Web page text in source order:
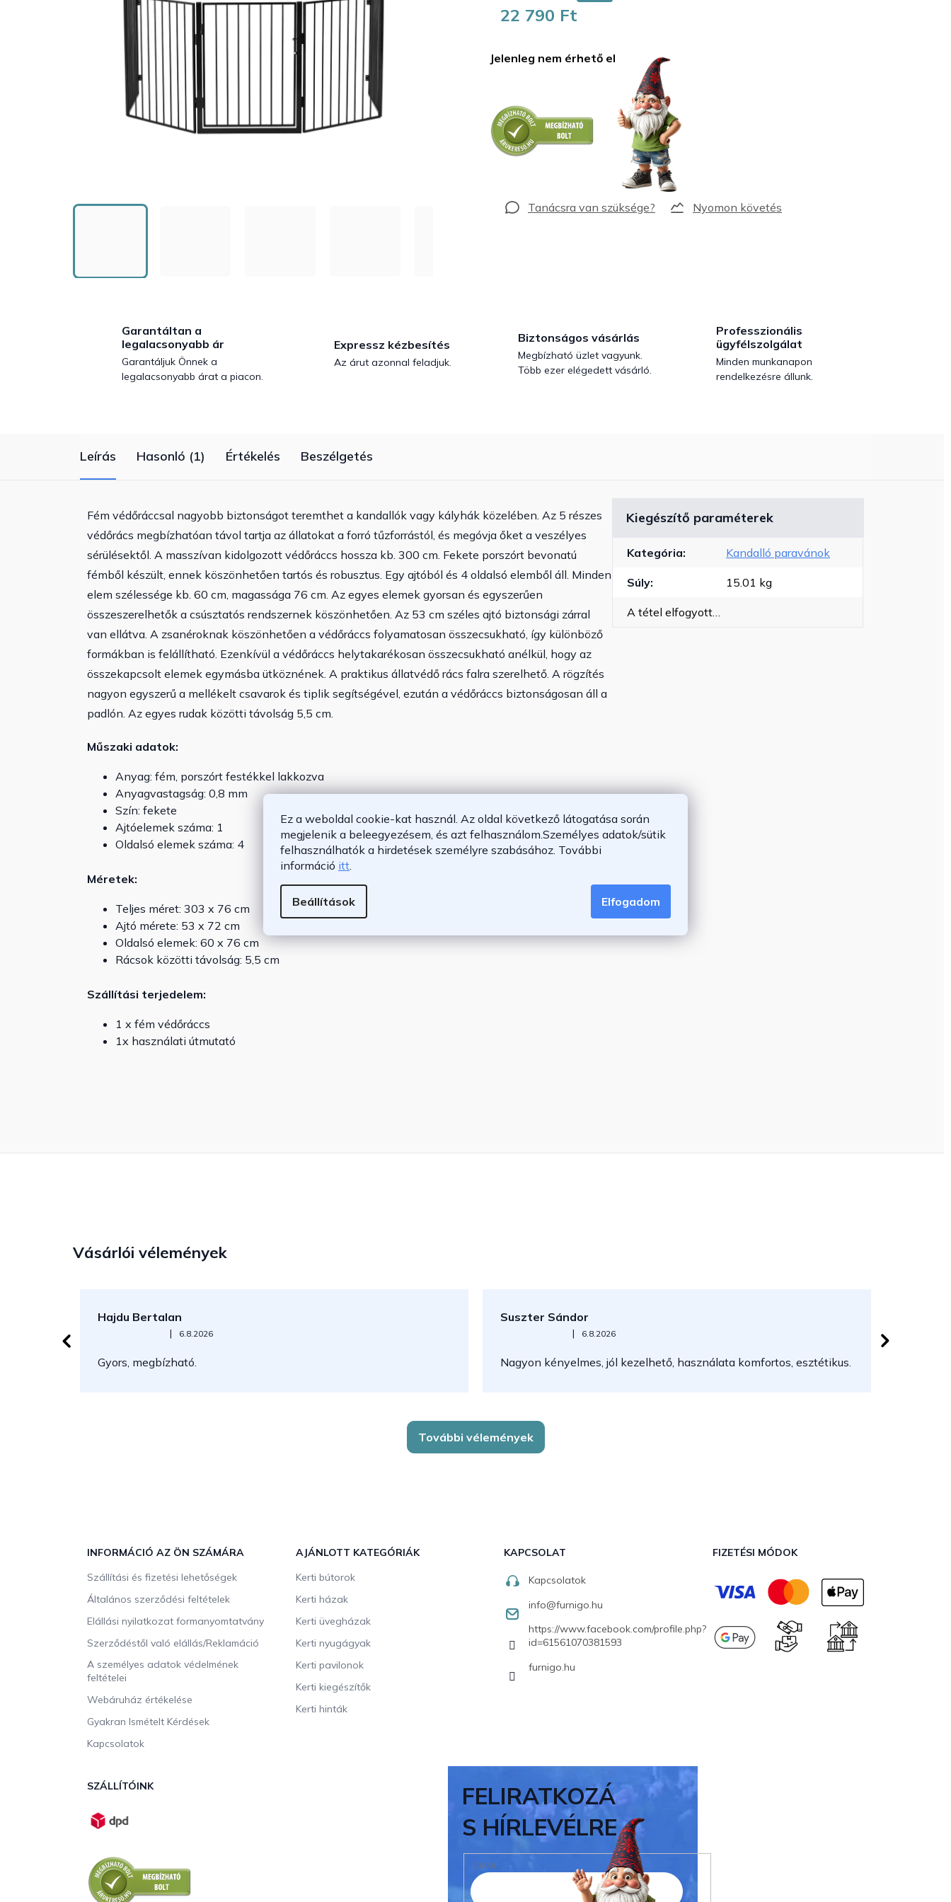
Ez a weboldal cookie-kat használ. Az oldal következő látogatása során
megjelenik a beleegyezésem, és azt felhasználom. Személyes adatok/sütik
felhasználhatók a hirdetések személyre szabásához. További
információ itt
Beállítások Elfogadom
22 790 Ft
Jelenleg nem érhető el
Nyomon követés
Garantáltan a
legalacsonyabb ár
Garantáljuk Önnek a
legalacsonyabb árat a piacon.
Expressz kézbesítés
Az árut azonnal feladjuk.
Biztonságos vásárlás
Megbízható üzlet vagyunk.
Több ezer elégedett vásárló.
Professzionális
ügyfélszolgálat
Minden munkanapon
rendelkezésre állunk.
Leírás Hasonló (1) Értékelés Beszélgetés
Fém védőráccsal nagyobb biztonságot teremthet a kandallók vagy kályhák közelében. Az 5 részes
védőrács megbízhatóan távol tartja az állatokat a forró tűzforrástól, és megóvja őket a veszélyes
sérülésektől. A masszívan kidolgozott védőráccs hossza kb. 300 cm. Fekete porszórt bevonatú
fémből készült, ennek köszönhetően tartós és robusztus. Egy ajtóból és 4 oldalsó elemből áll. Minden
elem szélessége kb. 60 cm, magassága 76 cm. Az egyes elemek gyorsan és egyszerűen
összeszerelhetők a csúsztatós rendszernek köszönhetően. Az 53 cm széles ajtó biztonsági zárral
van ellátva. A zsanéroknak köszönhetően a védőráccs folyamatosan összecsukható, így különböző
formákban is felállítható. Ezenkívül a védőráccs helytakarékosan összecsukható anélkül, hogy az
összekapcsolt elemek egymásba ütköznének. A praktikus állatvédő rács falra szerelhető. A rögzítés
nagyon egyszerű a mellékelt csavarok és tiplik segítségével, ezután a védőráccs biztonságosan áll a
padlón. Az egyes rudak közötti távolság 5,5 cm.
Műszaki adatok:
Anyag: fém, porszórt festékkel lakkozva
Anyagvastagság: 0,8 mm
Szín: fekete
Ajtóelemek száma: 1
Oldalsó elemek száma: 4
Méretek:
Teljes méret: 303 x 76 cm
Ajtó mérete: 53 x 72 cm
Oldalsó elemek: 60 x 76 cm
Rácsok közötti távolság: 5,5 cm
Szállítási terjedelem:
1 x fém védőráccs
1x használati útmutató
Kiegészítő paraméterek
Kategória: Kandalló paravánok
Súly: 15.01 kg
A tétel elfogyott…
Vásárlói vélemények
Hajdu Bertalan
Az áruház értékelése 5-ből 5 csillag.
| 6.8.2026
Gyors, megbízható.
Suszter Sándor
Az áruház értékelése 5-ből 5 csillag.
| 6.8.2026
Nagyon kényelmes, jól kezelhető, használata komfortos, esztétikus.
További vélemények
INFORMÁCIÓ AZ ÖN SZÁMÁRA
Szállítási és fizetési lehetőségek
Általános szerződési feltételek
Elállási nyilatkozat formanyomtatvány
Szerződéstől való elállás/Reklamáció
A személyes adatok védelmének
feltételei
Webáruház értékelése
Gyakran Ismételt Kérdések
Kapcsolatok
AJÁNLOTT KATEGÓRIÁK
Kerti bútorok
Kerti házak
Kerti üvegházak
Kerti nyugágyak
Kerti pavilonok
Kerti kiegészítők
Kerti hinták
KAPCSOLAT
Kapcsolatok
info@furnigo.hu
https://www.facebook.com/profile.php?
id=61561070381593
furnigo.hu
FIZETÉSI MÓDOK
SZÁLLÍTÓINK
FELIRATKOZÁ
S HÍRLEVÉLRE
E-MAIL